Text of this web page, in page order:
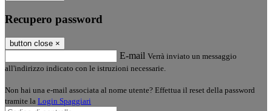
Recupero password
button close ×
E-mail Verrà inviato un messaggio
all'indirizzo indicato con le istruzioni necessarie.
Non hai una e-mail associata al nome utente? Effettua il reset della password
tramite la Login Spaggiari